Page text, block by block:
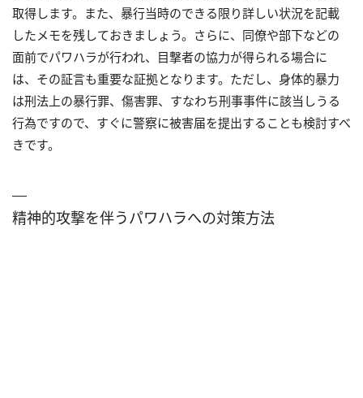
取得します。また、暴行当時のできる限り詳しい状況を記載
したメモを残しておきましょう。さらに、同僚や部下などの
面前でパワハラが行われ、目撃者の協力が得られる場合に
は、その証言も重要な証拠となります。ただし、身体的暴力
は刑法上の暴行罪、傷害罪、すなわち刑事事件に該当しうる
行為ですので、すぐに警察に被害届を提出することも検討すべ
きです。
精神的攻撃を伴うパワハラへの対策方法